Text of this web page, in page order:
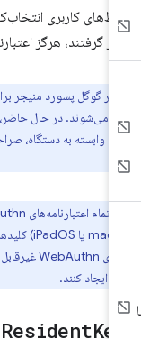
کاربری
گرفتند، هرگز
در گوگل پسورد منیجر برای
می‌شوند. در حال حاضر،
وابسته به دستگاه،
Resident